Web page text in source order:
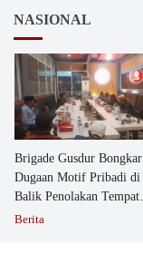
NASIONAL
Brigade Gusdur Bongkar
Dugaan Motif Pribadi di
Balik Penolakan Tempat
Ibadah GKJW Bangil
Berita